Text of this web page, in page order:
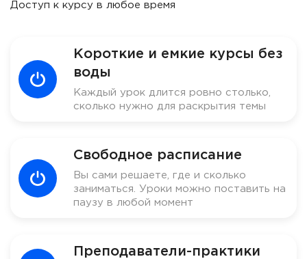
Доступ к курсу в любое время
Короткие и емкие курсы без
воды
Каждый урок длится ровно столько,
сколько нужно для раскрытия темы
Свободное расписание
Вы сами решаете, где и сколько
заниматься. Уроки можно поставить на
паузу в любой момент
Преподаватели-практики